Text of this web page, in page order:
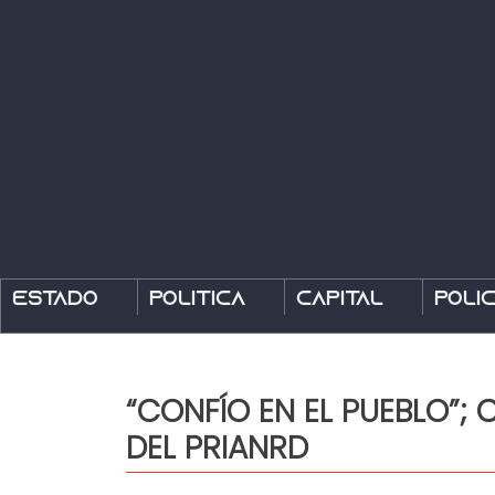
Estado Política Capital
“CONFÍO EN EL PUEBLO”;
DEL PRIANRD